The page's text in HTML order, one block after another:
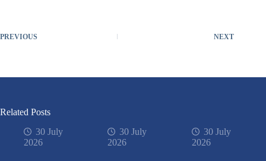
PREVIOUS NEXT
Related Posts
30 July
2026
30 July
2026
30 July
2026